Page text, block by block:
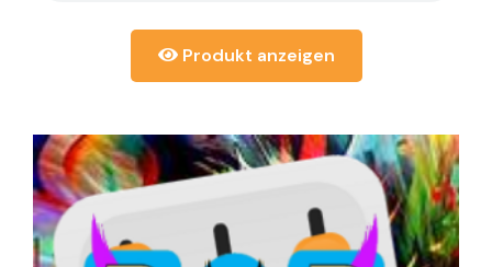
Produkt anzeigen